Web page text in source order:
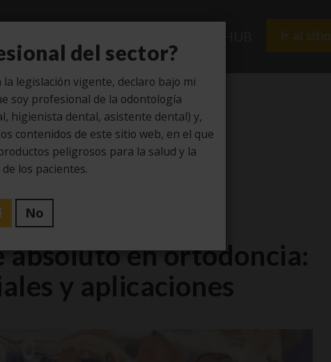
Ir al sitio
6
Jun
en ortodoncia:
y aplicaciones
del sector?
legislación vigente, declaro bajo mi
soy profesional de la odontología
higienista dental, asistente dental) y,
contenidos de este sitio web, en el que
peligrosos para la salud y la
los pacientes.
No